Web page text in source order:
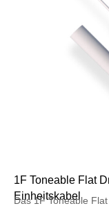
1F Toneable Flat
Einheitskabel
Das 1F Toneable